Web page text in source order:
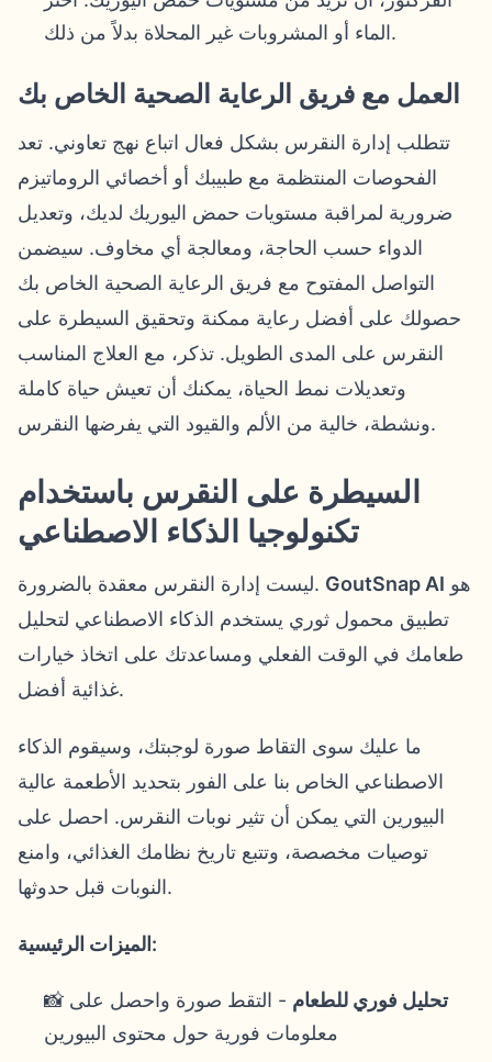
الماء أو المشروبات غير المحلاة بدلاً من ذلك.
العمل مع فريق الرعاية الصحية الخاص بك
تتطلب إدارة النقرس بشكل فعال اتباع نهج تعاوني. تعد
الفحوصات المنتظمة مع طبيبك أو أخصائي الروماتيزم
ضرورية لمراقبة مستويات حمض اليوريك لديك، وتعديل
الدواء حسب الحاجة، ومعالجة أي مخاوف. سيضمن
التواصل المفتوح مع فريق الرعاية الصحية الخاص بك
حصولك على أفضل رعاية ممكنة وتحقيق السيطرة على
النقرس على المدى الطويل. تذكر، مع العلاج المناسب
وتعديلات نمط الحياة، يمكنك أن تعيش حياة كاملة
ونشطة، خالية من الألم والقيود التي يفرضها النقرس.
السيطرة على النقرس باستخدام
تكنولوجيا الذكاء الاصطناعي
ليست إدارة النقرس معقدة بالضرورة. GoutSnap AI
تطبيق محمول ثوري يستخدم الذكاء الاصطناعي لتحليل
طعامك في الوقت الفعلي ومساعدتك على اتخاذ خيارات
غذائية أفضل.
ما عليك سوى التقاط صورة لوجبتك، وسيقوم الذكاء
الاصطناعي الخاص بنا على الفور بتحديد الأطعمة عالية
البيورين التي يمكن أن تثير نوبات النقرس. احصل على
توصيات مخصصة، وتتبع تاريخ نظامك الغذائي، وامنع
النوبات قبل حدوثها.
الميزات الرئيسية:
📸 تحليل فوري للطعام - التقط صورة واحصل على
معلومات فورية حول محتوى البيورين